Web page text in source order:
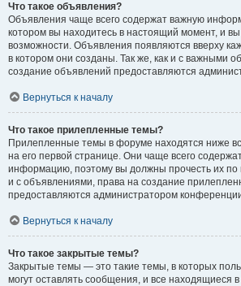
Что такое объявления?
Объявления чаще всего содержат важную
котором вы находитесь в настоящий момент, и
возможности. Объявления появляются вверху
в котором они созданы. Так же, как и с важными
создание объявлений предоставляются
Вернуться к началу
Что такое прилепленные темы?
Прилепленные темы в форуме находятся ниже
на его первой странице. Они чаще всего
информацию, поэтому вы должны прочесть их по
и с объявлениями, права на создание
предоставляются администратором
Вернуться к началу
Что такое закрытые темы?
Закрытые темы — это такие темы, в которых
могут оставлять сообщения, и все находящиеся